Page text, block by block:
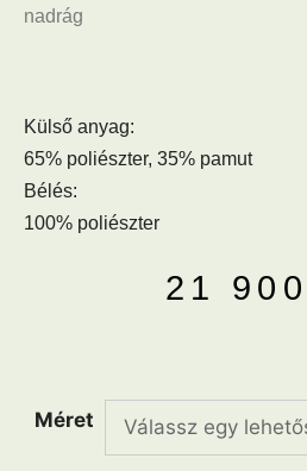
nadrág
Külső anyag:
65% poliészter, 35% pamut
Bélés:
100% poliészter
21 900
Méret